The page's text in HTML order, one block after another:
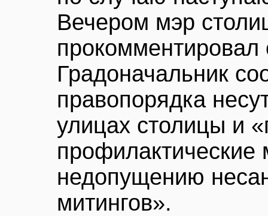
Вечером мэр
прокомментировал
Градоначальник
правопорядка
улицах столицы и
профилактические
недопущению
митингов».